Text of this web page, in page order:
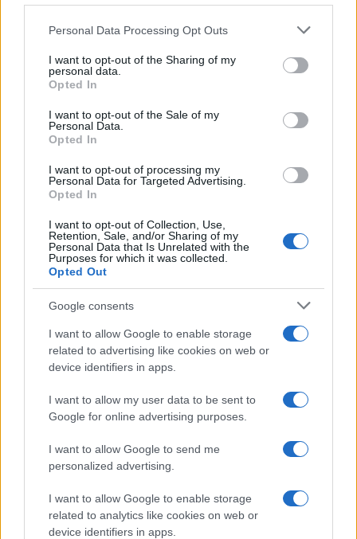
Please note that this website/app uses one or more Google
not limited to your visit or usage behaviour. You may click to
grant or deny consent to Google and its third-party tags to
use your data for below specified purposes in below Google
consent section.
Personal Data Processing Opt Outs
I want to opt-out of the Sharing of my
personal data.
Opted In
I want to opt-out of the Sale of my
Personal Data.
Opted In
I want to opt-out of processing my
Personal Data for Targeted Advertising.
Opted In
I want to opt-out of Collection, Use,
Retention, Sale, and/or Sharing of my
Personal Data that Is Unrelated with the
Purposes for which it was collected.
Opted Out
Google consents
I want to allow Google to enable storage
related to advertising like cookies on web or
device identifiers in apps.
I want to allow my user data to be sent to
Google for online advertising purposes.
I want to allow Google to send me
personalized advertising.
I want to allow Google to enable storage
related to analytics like cookies on web or
device identifiers in apps.
NEWS
Petrolio in calo, Brent a 88.9 USD dopo un ribasso del 8.3%